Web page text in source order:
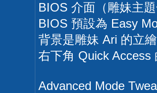
BIOS 介面（雕妹主
BIOS 預設為 Easy
背景是雕妹 Ari 的立
右下角 Quick Access
Advanced Mode